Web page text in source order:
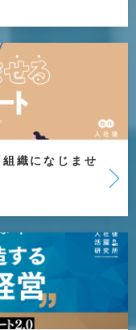
織になじませ